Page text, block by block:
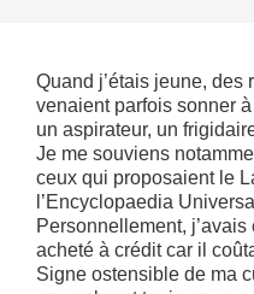
Quand j’étais jeune, des
venaient parfois sonner
un aspirateur, un
Je me souviens
ceux qui proposaient le
l’Encyclopaedia
Personnellement,
acheté à crédit car il
Signe ostensible de ma